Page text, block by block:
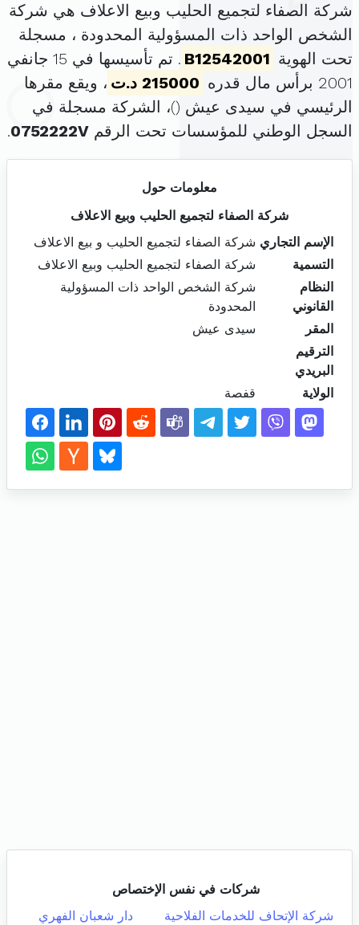
شركة الصفاء لتجميع الحليب وبيع الاعلاف هي شركة
الشخص الواحد ذات المسؤولية المحدودة ، مسجلة
تحت الهوية B12542001
. تم تأسيسها في 15 جانفي
2001 برأس مال قدره
215000 د.ت
، ويقع مقرها
الرئيسي في سيدى عيش ()، الشركة مسجلة في
السجل الوطني للمؤسسات تحت الرقم 0752222V
.
معلومات حول
شركة الصفاء لتجميع الحليب وبيع الاعلاف
الإسم التجاري شركة الصفاء لتجميع الحليب و بيع الاعلاف
التسمية
شركة الصفاء لتجميع الحليب وبيع الاعلاف
النظام
القانوني
شركة الشخص الواحد ذات المسؤولية
المحدودة
المقر
سيدى عيش
الترقيم
البريدي
الولاية
قفصة
شركات في نفس الإختصاص
شركة الإتحاف للخدمات الفلاحية
دار شعبان الفهري